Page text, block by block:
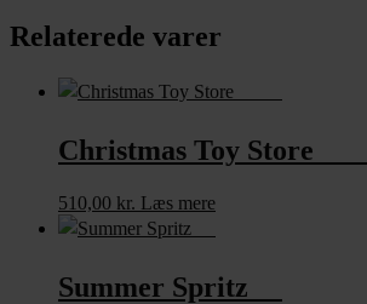
Relaterede varer
Christmas Toy Store
510,00 kr. Læs mere
Summer Spritz